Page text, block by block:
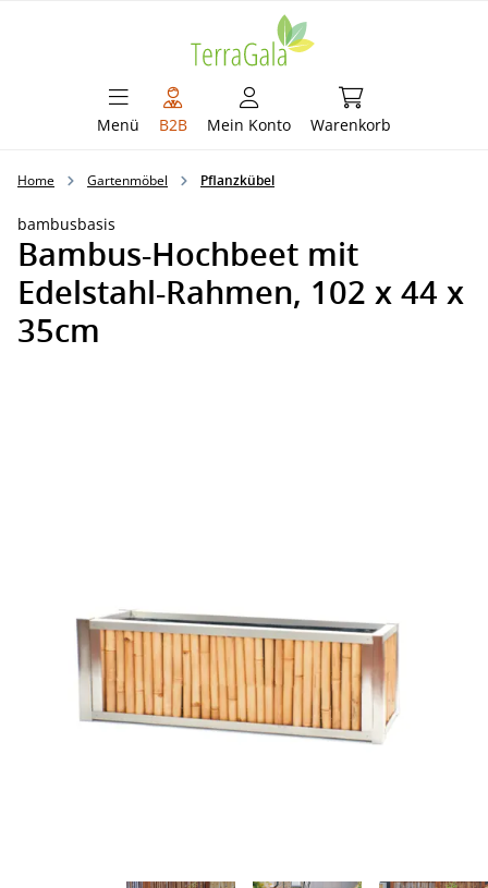
Menü B2B Mein Konto Warenkorb
Warenkorb
Home Gartenmöbel Pflanzkübel
bambusbasis
Bambus-Hochbeet mit
Edelstahl-Rahmen, 102 x 44 x
35cm